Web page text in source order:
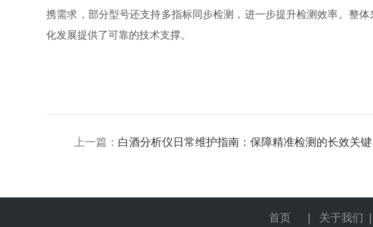
携需求，部分型号还支持多指标同步检测，进一步提升检测效率。整
化发展提供了可靠的技术支撑。
上一篇： 白酒分析仪日常维护指南：保障精准检测的长效关键
首页 关于我们